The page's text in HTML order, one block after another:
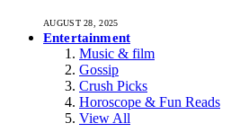
AUGUST 28, 2025
Entertainment
Music & film
Gossip
Crush Picks
Horoscope & Fun Reads
View All